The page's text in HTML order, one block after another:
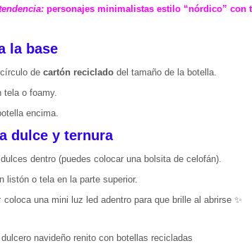
personajes minimalistas estilo “nórdico” con
la base
de cartón recicladodel tamaño de la botella.
tela o foamy.
encima.
dulce y ternura
dentro (puedes colocar una bolsita de celofán).
listón o tela en la parte superior.
coloca una mini luz led adentro para que brille al abrirse ✨
dulcero navideño renito con botellas recicladas